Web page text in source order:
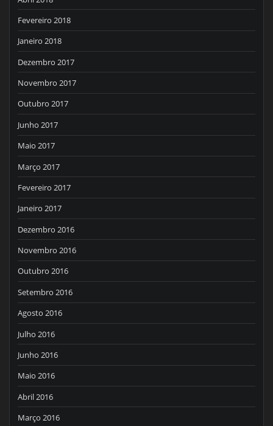
Fevereiro 2018
Janeiro 2018
Dezembro 2017
Novembro 2017
Outubro 2017
Junho 2017
Maio 2017
Março 2017
Fevereiro 2017
Janeiro 2017
Dezembro 2016
Novembro 2016
Outubro 2016
Setembro 2016
Agosto 2016
Julho 2016
Junho 2016
Maio 2016
Abril 2016
Março 2016